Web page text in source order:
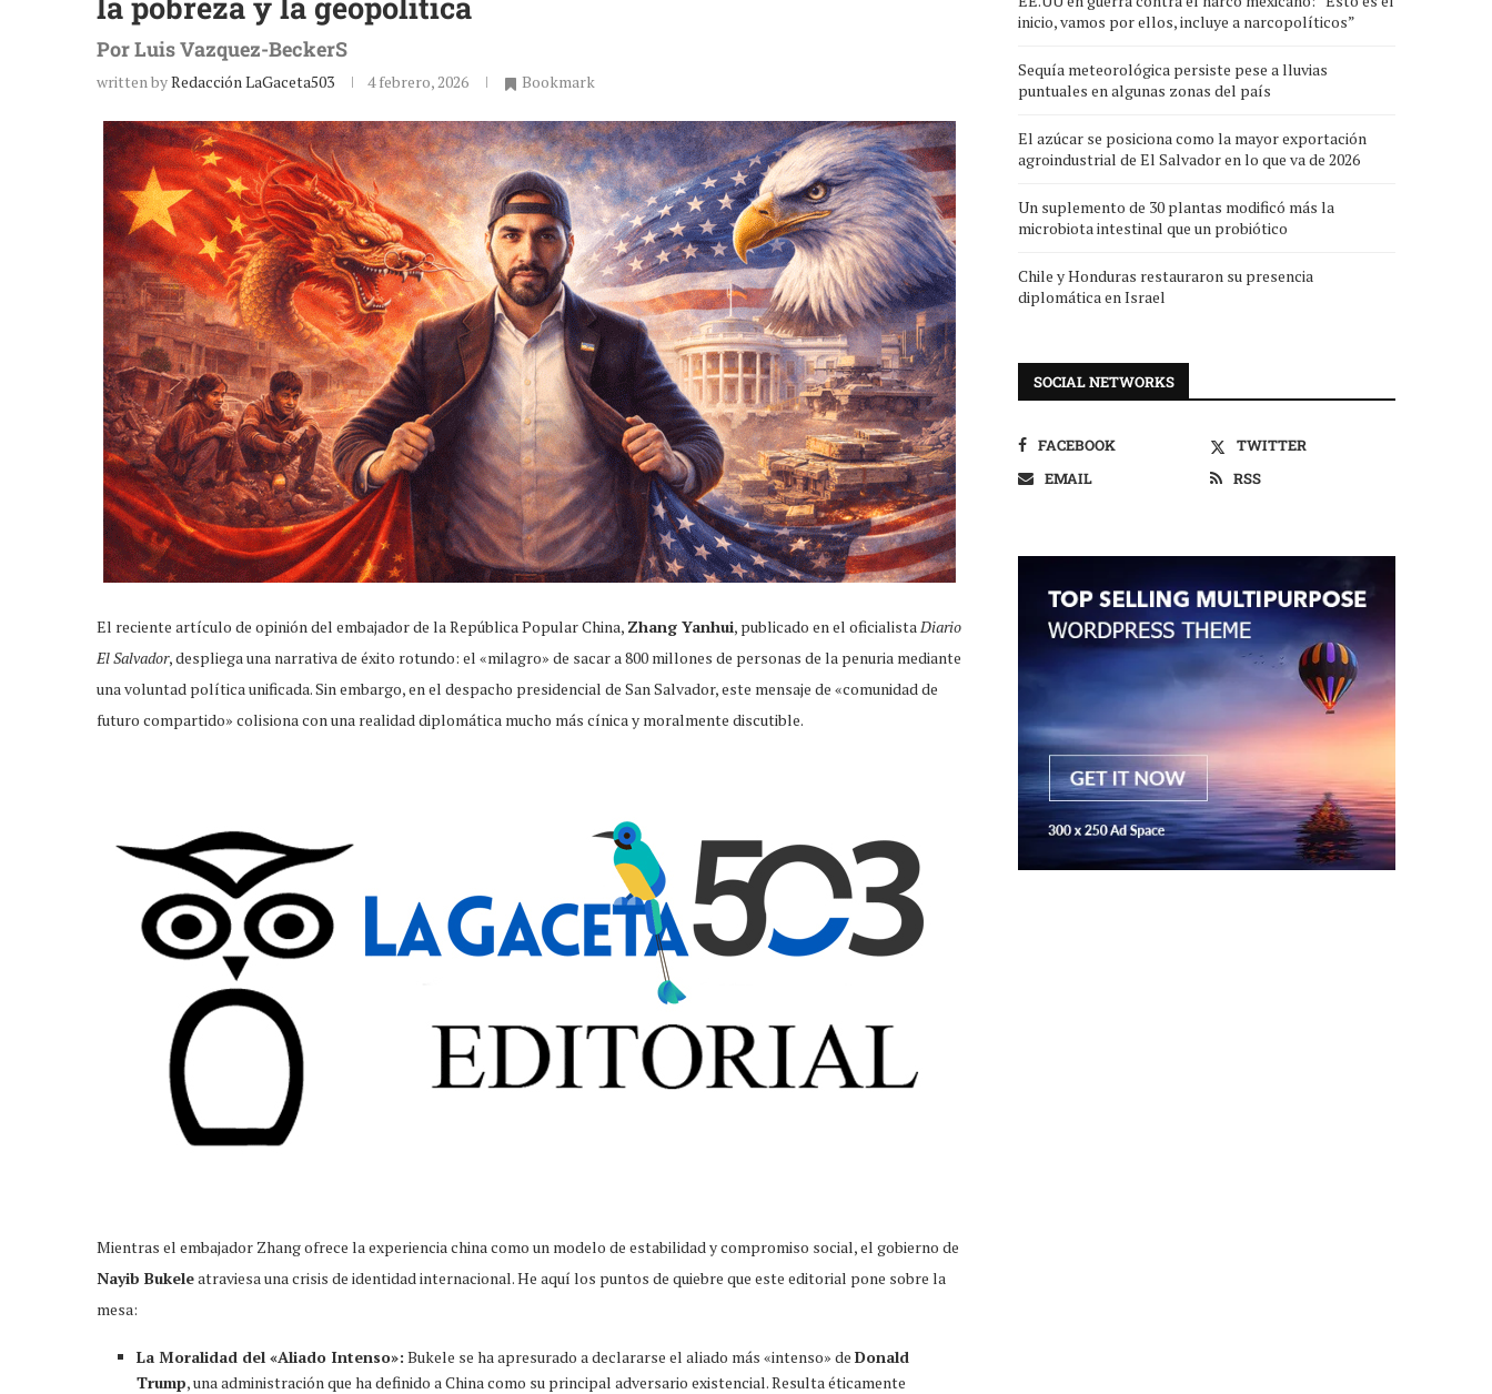
Por Luis Vazquez-BeckerS
written byRedacción LaGaceta503 4 febrero, 2026 Bookmark
El reciente artículo de opinión del embajador de la República Popular China, Zhang Yanhui, publicado en el oficialistaDiario
El Salvador, despliega una narrativa de éxito rotundo: el «milagro» de sacar a 800 millones de personas de la penuria mediante
una voluntad política unificada. Sin embargo, en el despacho presidencial de San Salvador, este mensaje de «comunidad de
futuro compartido» colisiona con una realidad diplomática mucho más cínica y moralmente discutible.
Mientras el embajador Zhang ofrece la experiencia china como un modelo de estabilidad y compromiso social, el gobierno de
Nayib Bukeleatraviesa una crisis de identidad internacional. He aquí los puntos de quiebre que este editorial pone sobre la
mesa:
La Moralidad del «Aliado Intenso»: Bukele se ha apresurado a declararse el aliado más «intenso» de Donald
Trump, una administración que ha definido a China como su principal adversario existencial. Resulta éticamente
inicio, vamos por ellos, incluye a narcopolíticos”
Sequía meteorológica persiste pese a lluvias
puntuales en algunas zonas del país
El azúcar se posiciona como la mayor exportación
agroindustrial de El Salvador en lo que va de 2026
Un suplemento de 30 plantas modificó más la
microbiota intestinal que un probiótico
Chile y Honduras restauraron su presencia
diplomática en Israel
SOCIAL NETWORKS
FACEBOOK
TWITTER
EMAIL
RSS